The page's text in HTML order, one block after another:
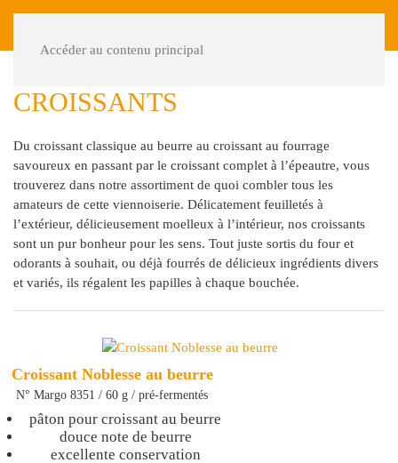
Accéder au contenu principal
CROISSANTS
Du croissant classique au beurre au croissant au fourrage
savoureux en passant par le croissant complet à l’épeautre, vous
trouverez dans notre assortiment de quoi combler tous les
amateurs de cette viennoiserie. Délicatement feuilletés à
l’extérieur, délicieusement moelleux à l’intérieur, nos croissants
sont un pur bonheur pour les sens. Tout juste sortis du four et
odorants à souhait, ou déjà fourrés de délicieux ingrédients divers
et variés, ils régalent les papilles à chaque bouchée.
Croissant Noblesse au beurre
N° Margo 8351 / 60 g / pré-fermentés
pâton pour croissant au beurre
douce note de beurre
excellente conservation